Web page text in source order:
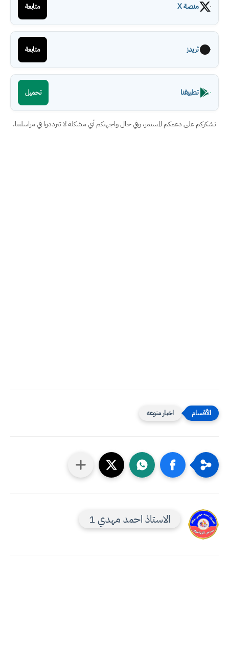
منصة X متابعة
ثريدز متابعة
تطبيقنا تحميل
نشكركم على دعمكم المستمر، وفي حال واجهتكم أي مشكلة لا تترددوا في مراسلتنا.
اخبار منوعه
الاستاذ احمد مهدي 1